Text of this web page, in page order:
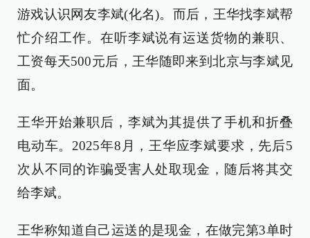
游戏认识网友李斌(化名)。而后，王华找李斌帮
忙介绍工作。在听李斌说有运送货物的兼职、
工资每天500元后，王华随即来到北京与李斌见
面。
王华开始兼职后，李斌为其提供了手机和折叠
电动车。2025年8月，王华应李斌要求，先后5
次从不同的诈骗受害人处取现金，随后将其交
给李斌。
王华称知道自己运送的是现金，在做完第3单时